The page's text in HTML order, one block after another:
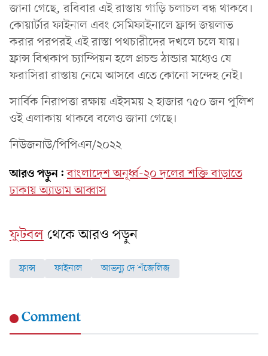
জানা গেছে, রবিবার এই রাস্তায় গাড়ি চলাচল বন্ধ থাকবে।
কোয়ার্টার ফাইনাল এবং সেমিফাইনালে ফ্রান্স জয়লাভ
করার পরপরই এই রাস্তা পথচারীদের দখলে চলে যায়।
ফ্রান্স বিশ্বকাপ চ্যাম্পিয়ন হলে প্রচন্ড ঠান্ডার মধ্যেও যে
ফরাসিরা রাস্তায় নেমে আসবে এতে কোনো সন্দেহ নেই।
সার্বিক নিরাপত্তা রক্ষায় এইসময় ২ হাজার ৭৫০ জন পুলিশ
ওই এলাকায় থাকবে বলেও জানা গেছে।
নিউজনাউ/পিপিএন/২০২২
আরও পড়ুন: বাংলাদেশ অনূর্ধ্ব-২০ দলের শক্তি বাড়াতে
ঢাকায় অ্যাডাম আব্বাস
ফুটবলথেকে আরও পড়ুন
ফ্রান্স ফাইনাল আভন্যু দে শঁজেলিজ
Comment